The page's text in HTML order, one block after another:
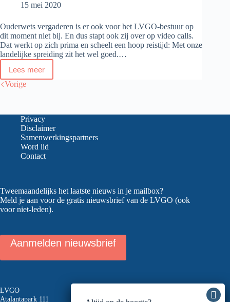
15 mei 2020
Ouderwets vergaderen is er ook voor het LVGO-bestuur op
dit moment niet bij. En dus stapt ook zij over op video calls.
Dat werkt op zich prima en scheelt een hoop reistijd: Met onze
landelijke spreiding zit het wel goed.…
Lees meer
Het
bestuur
calls
Vorige
Privacy
Disclaimer
Samenwerkingspartners
Word lid
Contact
Tweemaandelijks het laatste nieuws in je mailbox?
Meld je aan voor de gratis nieuwsbrief van de LVGO (ook
voor niet-leden).
Aanmelden nieuwsbrief
LVGO
Atalantapark 111